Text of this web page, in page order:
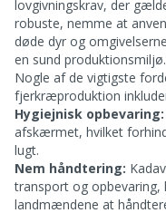
lovgivningskrav, der
robuste, nemme at
døde dyr og
en sund produktionsmiljø.
Nogle af de vigtigste
fjerkræproduktion
Hygiejnisk opbevaring:
afskærmet, hvilket
lugt.
Nem håndtering:
transport og
landmændene at